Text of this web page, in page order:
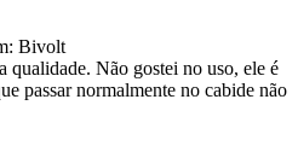
Bivolt
qualidade. Não gostei no uso, ele é
passar normalmente no cabide não